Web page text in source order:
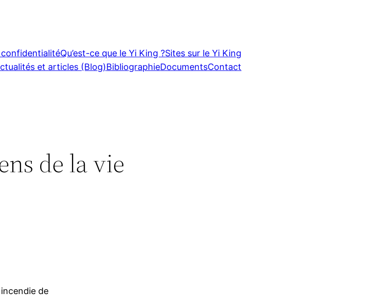
Qu’est-ce que le Yi King ?Sites sur le Yi King
et articles (Blog)BibliographieDocumentsContact
de la vie
de